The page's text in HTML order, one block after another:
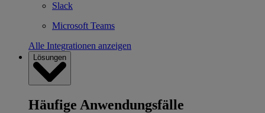
Slack
Microsoft Teams
Alle Integrationen anzeigen
Lösungen
Häufige Anwendungsfälle